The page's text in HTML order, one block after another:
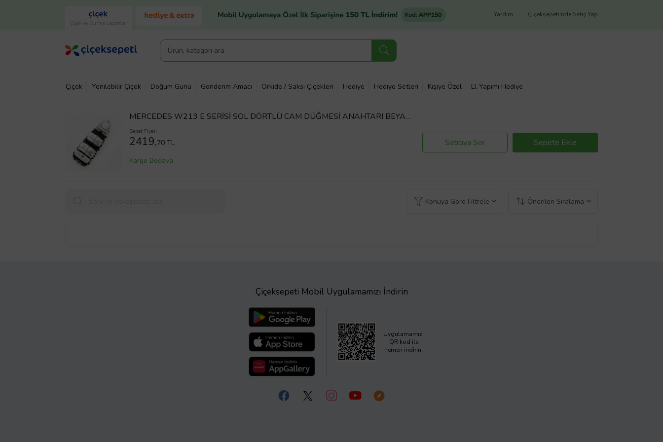
Çiçek ve Gurme Lezzetler
Çiçeksepeti'nde Satış Yap
Yardım
Çiçek Yenilebilir Çiçek Doğum Günü Gönderim Amacı Orkide / Saksı Çiçekleri Hediye Hediye Setleri Kişiye Özel El Yapımı Hediye
MERCEDES W213 E SERİSİ SOL DÖRTLÜ CAM DÜĞMESİ ANAHTARI BEYAZ
IŞIKLI 2016--2019
Sepet Fiyatı
2419,70 TL
Kargo Bedava
Satıcıya Sor Sepete Ekle
Konuya Göre Filtrele Önerilen Sıralama
Çiçeksepeti Mobil Uygulamamızı İndirin
Uygulamamızı
QR kod ile
hemen indirin.